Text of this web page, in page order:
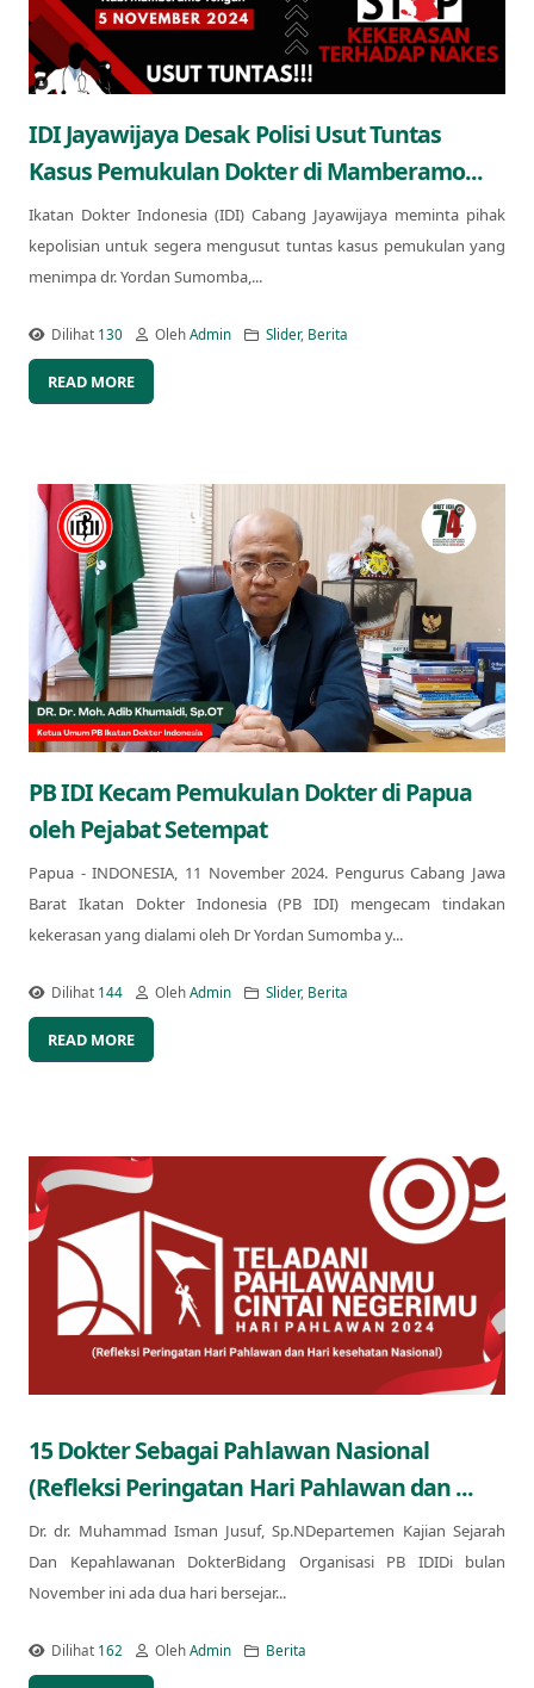
IDI Jayawijaya Desak Polisi Usut Tuntas
Kasus Pemukulan Dokter di Mamberamo...
Ikatan Dokter Indonesia (IDI) Cabang Jayawijaya meminta pihak
kepolisian untuk segera mengusut tuntas kasus pemukulan yang
menimpa dr. Yordan Sumomba,...
Dilihat 130 OlehAdmin Slider, Berita
READ MORE
PB IDI Kecam Pemukulan Dokter di Papua
oleh Pejabat Setempat
Papua - INDONESIA, 11 November 2024. Pengurus Cabang Jawa
Barat Ikatan Dokter Indonesia (PB IDI) mengecam tindakan
kekerasan yang dialami oleh Dr Yordan Sumomba y...
Dilihat 144 OlehAdmin Slider, Berita
READ MORE
15 Dokter Sebagai Pahlawan Nasional
(Refleksi Peringatan Hari Pahlawan dan ...
Dr. dr. Muhammad Isman Jusuf, Sp.NDepartemen Kajian Sejarah
Dan Kepahlawanan DokterBidang Organisasi PB IDIDi bulan
November ini ada dua hari bersejar...
Dilihat 162 OlehAdmin Berita